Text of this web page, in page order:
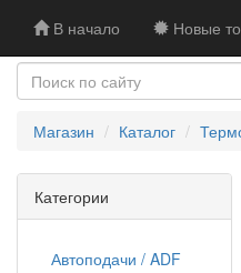
В начало Новые
Магазин Каталог
Категории
Автоподачи / ADF